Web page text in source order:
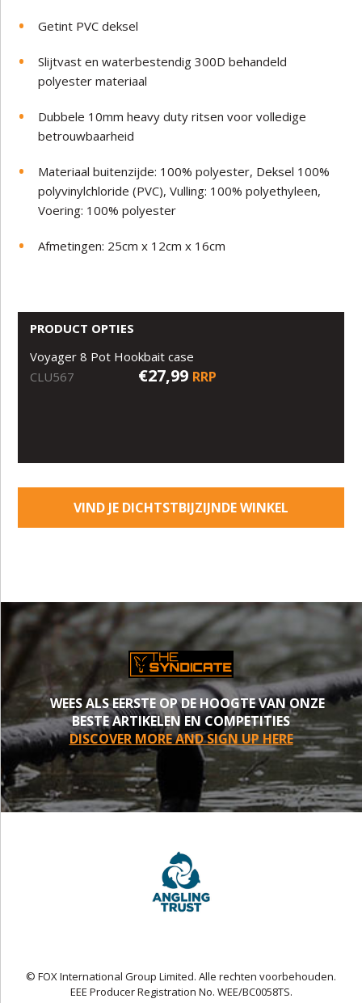
Getint PVC deksel
Slijtvast en waterbestendig 300D behandeld
polyester materiaal
Dubbele 10mm heavy duty ritsen voor volledige
betrouwbaarheid
Materiaal buitenzijde: 100% polyester, Deksel 100%
polyvinylchloride (PVC), Vulling: 100% polyethyleen,
Voering: 100% polyester
Afmetingen: 25cm x 12cm x 16cm
PRODUCT OPTIES
Voyager 8 Pot Hookbait case
CLU567
€27,99 RRP
VIND JE DICHTSTBIJZIJNDE WINKEL
WEES ALS EERSTE OP DE HOOGTE VAN ONZE
BESTE ARTIKELEN EN COMPETITIES
DISCOVER MORE AND SIGN UP HERE
© FOX International Group Limited. Alle rechten voorbehouden.
EEE Producer Registration No. WEE/BC0058TS.